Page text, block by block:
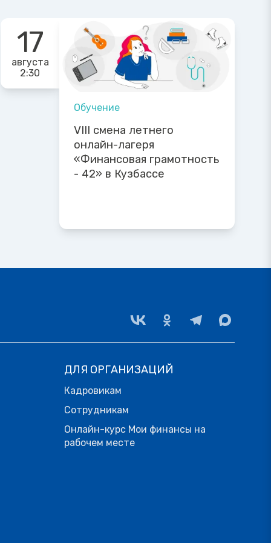
17
августа
2:30
Обучение
VIII смена летнего
онлайн-лагеря
«Финансовая грамотность
- 42» в Кузбассе
ДЛЯ ОРГАНИЗАЦИЙ
Кадровикам
Сотрудникам
Онлайн-курс Мои финансы на
рабочем месте